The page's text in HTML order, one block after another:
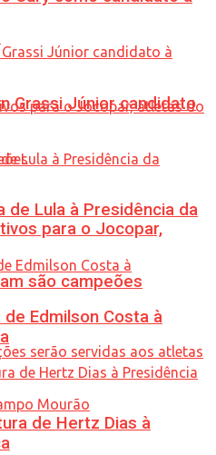
para o Jocopar,
são campeões
Grassi Júnior candidato
de Lula à Presidência da
Edmilson Costa à
de Hertz Dias à